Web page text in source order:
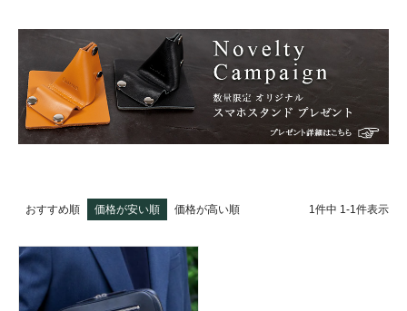
おすすめ順 価格が安い順 価格が高い順 1 件中 1 -1 件表示